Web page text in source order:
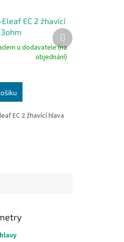
EC 2 žhavící
u dodavatele (na
objednání)
EC 2 žhavící hlava
Další
produkt